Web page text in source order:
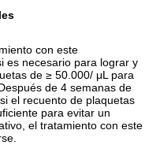
con este
es necesario para lograr y
de ≥ 50.000/ μL para
de 4 semanas de
el recuento de plaquetas
para evitar un
el tratamiento con este